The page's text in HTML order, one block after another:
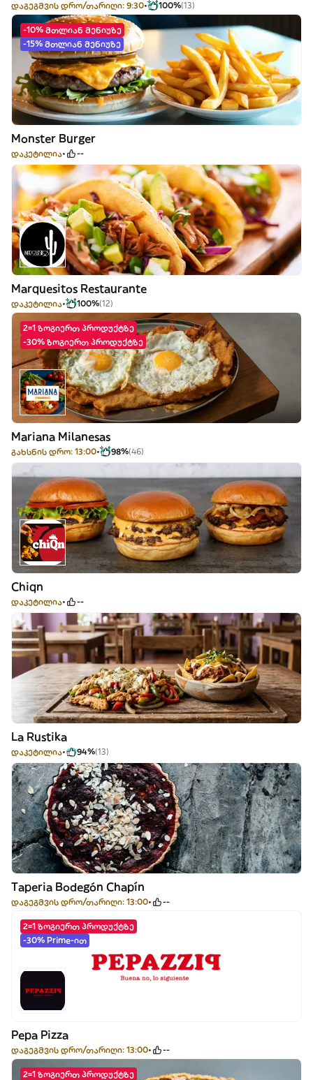
დაგეგმვის დრო/თარიღი: 9:30 100%(13)
-10% მთლიან მენიუზე
-15% მთლიან მენიუზე
Monster Burger
დაკეტილია --
Marquesitos Restaurante
დაკეტილია 100%(12)
2=1 ზოგიერთ პროდუქტზე
-30% ზოგიერთ პროდუქტზე
Mariana Milanesas
გახსნის დრო: 13:00 98%(46)
Chiqn
დაკეტილია --
La Rustika
დაკეტილია 94%(13)
Taperia Bodegón Chapín
დაგეგმვის დრო/თარიღი: 13:00 --
2=1 ზოგიერთ პროდუქტზე
-30% Prime-ით
Pepa Pizza
დაგეგმვის დრო/თარიღი: 13:00 --
2=1 ზოგიერთ პროდუქტზე